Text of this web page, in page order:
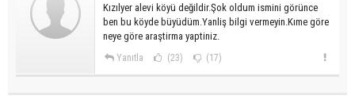
Kızılyer alevi köyü değildir.Şok oldum ismini görünce
ben bu köyde büyüdüm.Yanliş bilgi vermeyin.Kıme göre
neye göre araştirma yaptiniz.
Yanıtla (23) (17)